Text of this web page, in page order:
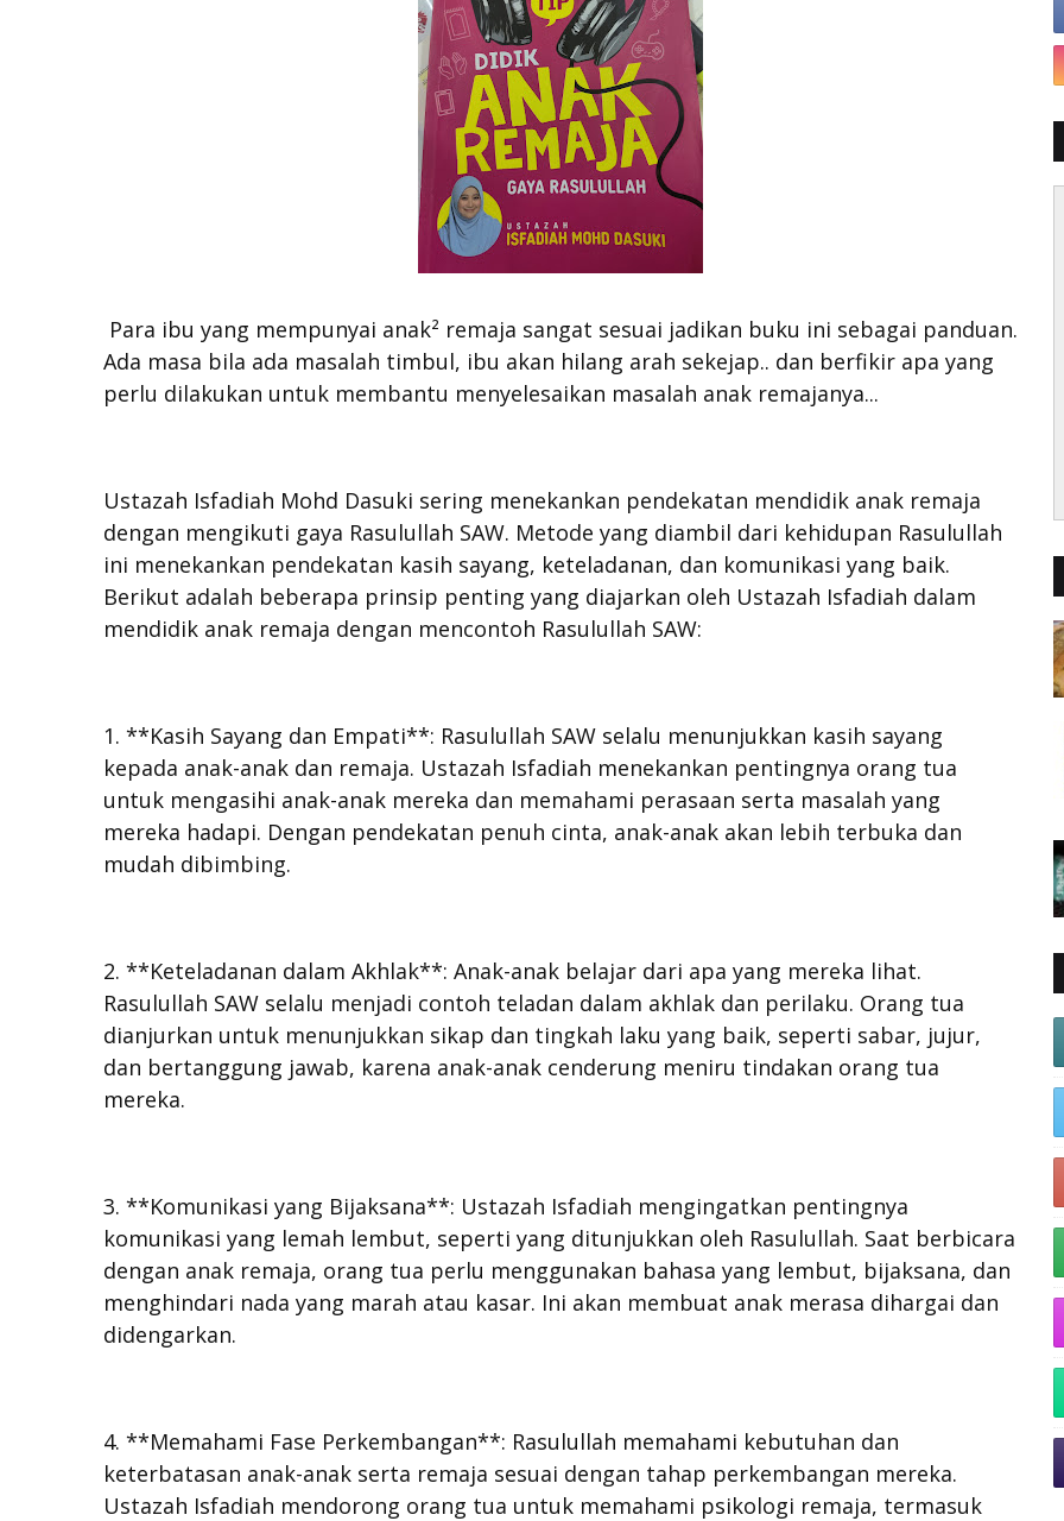
Para ibu yang mempunyai anak² remaja sangat sesuai jadikan buku ini sebagai panduan.
Ada masa bila ada masalah timbul, ibu akan hilang arah sekejap.. dan berfikir apa yang
perlu dilakukan untuk membantu menyelesaikan masalah anak remajanya...
Ustazah Isfadiah Mohd Dasuki sering menekankan pendekatan mendidik anak remaja
dengan mengikuti gaya Rasulullah SAW. Metode yang diambil dari kehidupan Rasulullah
ini menekankan pendekatan kasih sayang, keteladanan, dan komunikasi yang baik.
Berikut adalah beberapa prinsip penting yang diajarkan oleh Ustazah Isfadiah dalam
mendidik anak remaja dengan mencontoh Rasulullah SAW:
1. **Kasih Sayang dan Empati**: Rasulullah SAW selalu menunjukkan kasih sayang
kepada anak-anak dan remaja. Ustazah Isfadiah menekankan pentingnya orang tua
untuk mengasihi anak-anak mereka dan memahami perasaan serta masalah yang
mereka hadapi. Dengan pendekatan penuh cinta, anak-anak akan lebih terbuka dan
mudah dibimbing.
2. **Keteladanan dalam Akhlak**: Anak-anak belajar dari apa yang mereka lihat.
Rasulullah SAW selalu menjadi contoh teladan dalam akhlak dan perilaku. Orang tua
dianjurkan untuk menunjukkan sikap dan tingkah laku yang baik, seperti sabar, jujur,
dan bertanggung jawab, karena anak-anak cenderung meniru tindakan orang tua
mereka.
3. **Komunikasi yang Bijaksana**: Ustazah Isfadiah mengingatkan pentingnya
komunikasi yang lemah lembut, seperti yang ditunjukkan oleh Rasulullah. Saat berbicara
dengan anak remaja, orang tua perlu menggunakan bahasa yang lembut, bijaksana, dan
menghindari nada yang marah atau kasar. Ini akan membuat anak merasa dihargai dan
didengarkan.
4. **Memahami Fase Perkembangan**: Rasulullah memahami kebutuhan dan
keterbatasan anak-anak serta remaja sesuai dengan tahap perkembangan mereka.
Ustazah Isfadiah mendorong orang tua untuk memahami psikologi remaja, termasuk